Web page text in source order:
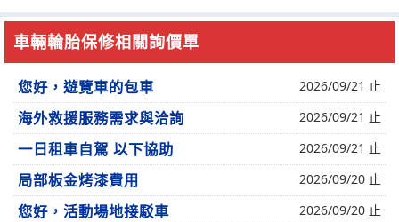
車輛輪胎保修相關詢價單
您好，遊覽車的包車 2026/09/21 止
海外救援服務需求與洽詢 2026/09/21 止
一日租車自駕 以下協助 2026/09/21 止
局部板金烤漆費用 2026/09/20 止
您好，活動場地接駁車 2026/09/20 止